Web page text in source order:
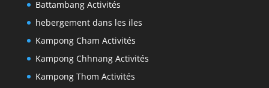
Battambang Activités
hebergement dans les iles
Kampong Cham Activités
Kampong Chhnang Activités
Kampong Thom Activités